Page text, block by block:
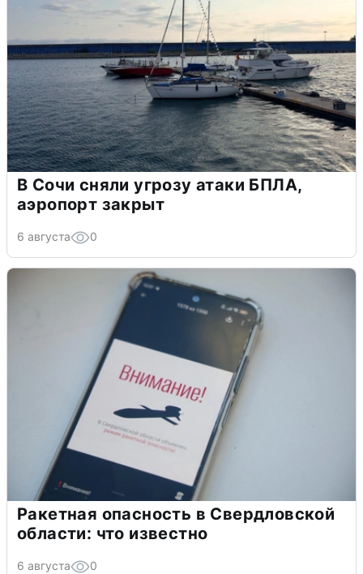
В Сочи сняли угрозу атаки БПЛА,
аэропорт закрыт
6 августа 0
Ракетная опасность в Свердловской
области: что известно
6 августа 0